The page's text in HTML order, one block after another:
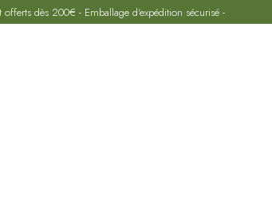
offerts dès 200€ - Emballage d'expédition sécurisé -